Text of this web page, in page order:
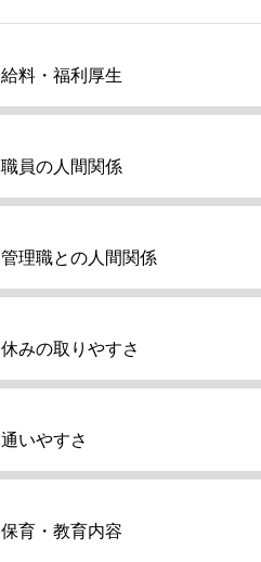
給料・福利厚生
職員の人間関係
管理職との人間関係
休みの取りやすさ
通いやすさ
保育・教育内容